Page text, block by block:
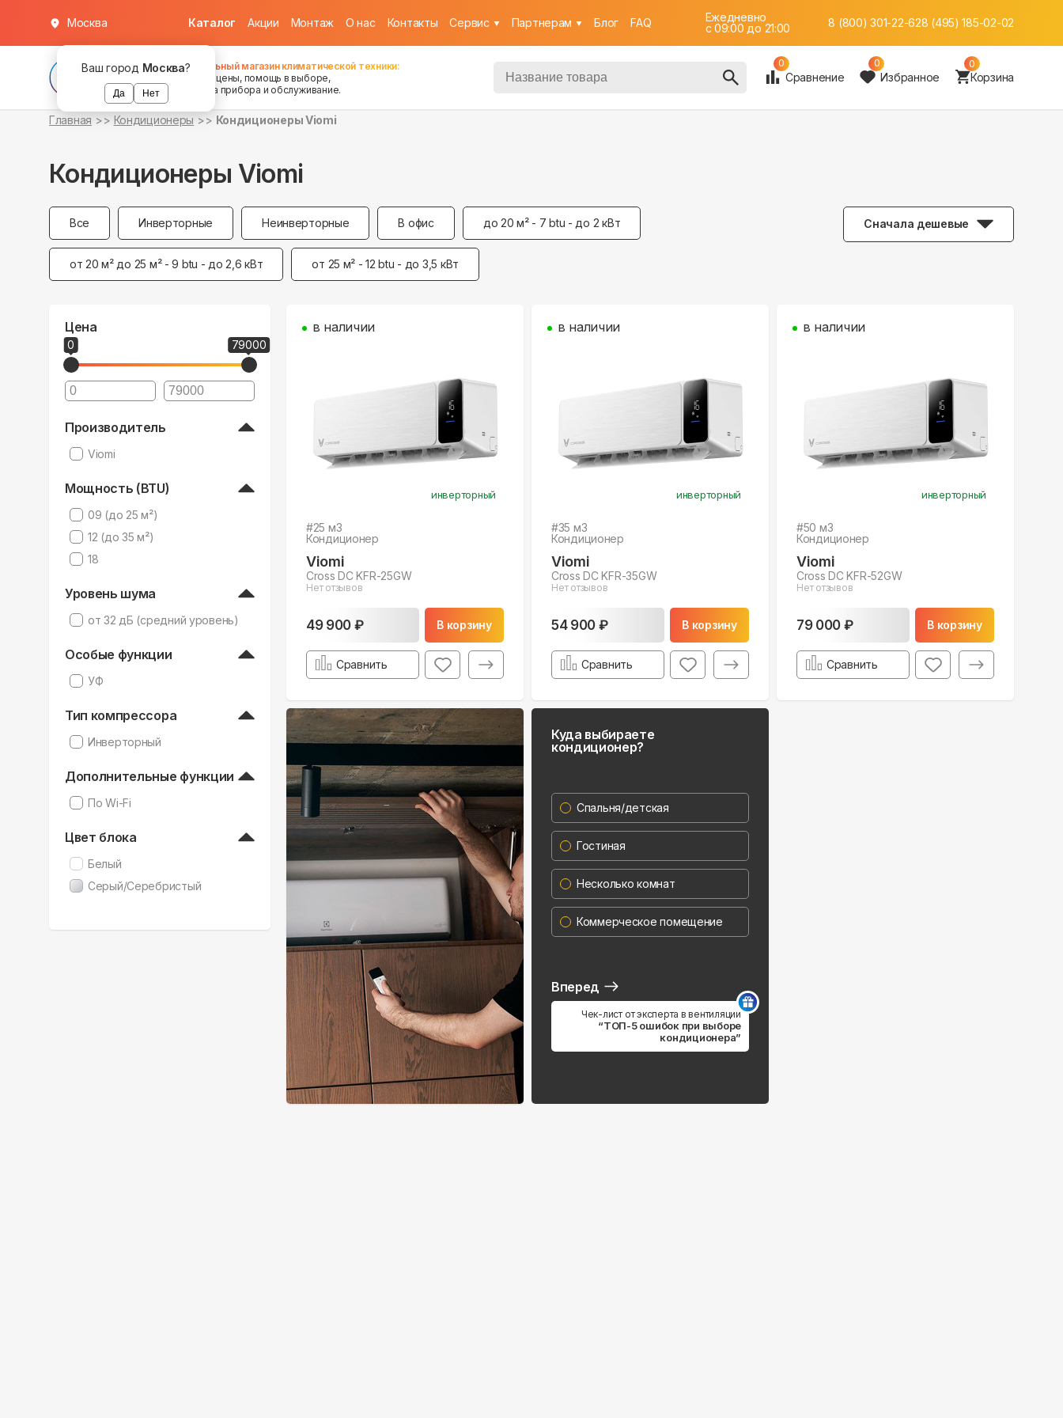
Ваш город Москва?
Да Нет
Москва Каталог Акции Монтаж О нас Контакты Cервис Партнерам Блог FAQ
Ежедневно
c 09:00 до 21:00
8 (800) 301-22-628 (495) 185-02-02
Федеральный магазин климатической техники:
хорошие цены, помощь в выборе,
установка прибора и обслуживание.
0
Сравнение
0
Избранное
0
Корзина
Главная Кондиционеры Кондиционеры Viomi
Кондиционеры Viomi
Все Инверторные Неинверторные В офис до 20 м² - 7 btu - до 2 кВт
от 20 м² до 25 м² - 9 btu - до 2,6 кВт от 25 м² - 12 btu - до 3,5 кВт
Сначала дешевые
Цена
0 79000
Производитель
Viomi
Мощность (BTU)
09 (до 25 м²)
12 (до 35 м²)
18
Уровень шума
от 32 дБ (средний уровень)
Особые функции
УФ
Тип компрессора
Инверторный
Дополнительные функции
По Wi-Fi
Цвет блока
Белый
Серый/Серебристый
инверторный
#25 м3
Кондиционер
Viomi
Cross DC KFR-25GW
Нет отзывов
49 900 ₽ В корзину
в наличии
Сравнить
инверторный
#35 м3
Кондиционер
Viomi
Cross DC KFR-35GW
Нет отзывов
54 900 ₽ В корзину
в наличии
Сравнить
инверторный
#50 м3
Кондиционер
Viomi
Cross DC KFR-52GW
Нет отзывов
79 000 ₽ В корзину
в наличии
Сравнить
Куда выбираете
кондиционер?
Спальня/детская
Гостиная
Несколько комнат
Коммерческое помещение
Вперед
Чек-лист от эксперта в вентиляции
“ТОП-5 ошибок при выборе
кондиционера”